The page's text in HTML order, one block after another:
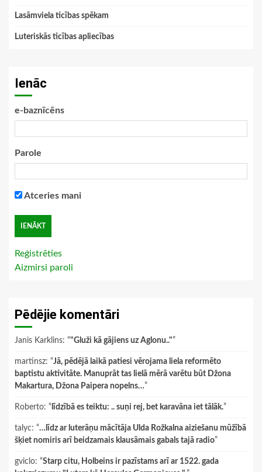
Lasāmviela ticības spēkam
Luteriskās ticības apliecības
Ienāc
e-baznīcēns
Parole
Atceries mani
Reģistrēties
Aizmirsi paroli
Pēdējie komentāri
Janis Karklins: “"Gluži kā gājiens uz Aglonu.."”
martinsz: “Jā, pēdējā laikā patiesi vērojama liela reformēto
baptistu aktivitāte. Manuprāt tas lielā mērā varētu būt Džona
Makartura, Džona Paipera nopelns…”
Roberto: “ līdzībā es teiktu: .. suņi rej, bet karavāna iet tālāk.”
talyc: “…līdz ar luterāņu mācītāja Ulda Rožkalna aiziešanu mūžībā
šķiet nomiris arī beidzamais klausāmais gabals tajā radio”
gviclo: “Starp citu, Holbeins ir pazīstams arī ar 1522. gada